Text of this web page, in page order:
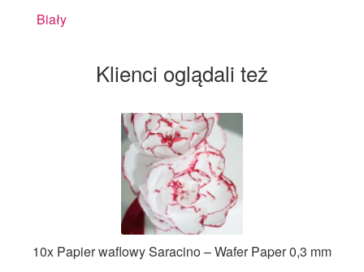
Biały
Klienci oglądali też
10x Papier waflowy Saracino – Wafer Paper 0,3 mm